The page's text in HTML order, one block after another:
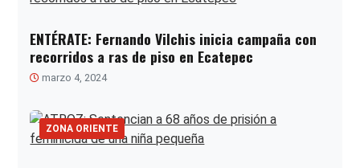
ENTÉRATE: Fernando Vilchis inicia campaña con
recorridos a ras de piso en Ecatepec
marzo 4, 2024
ZONA ORIENTE